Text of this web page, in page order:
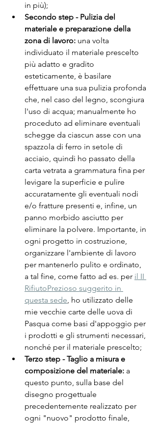
in più);
Secondo step - Pulizia del
materiale e preparazione della
zona di lavoro: una volta
individuato il materiale prescelto
più adatto e gradito
esteticamente, è basilare
effettuare una sua pulizia profonda
che, nel caso del legno, scongiura
l'uso di acqua; manualmente ho
proceduto ad eliminare eventuali
schegge da ciascun asse con una
spazzola di ferro in setole di
acciaio, quindi ho passato della
carta vetrata a grammatura fina per
levigare la superficie e pulire
accuratamente gli eventuali nodi
e/o fratture presenti e, infine, un
panno morbido asciutto per
eliminare la polvere. Importante, in
ogni progetto in costruzione,
organizzare l'ambiente di lavoro
per mantenerlo pulito e ordinato,
a tal fine, come fatto ad es. per il II
RifiutoPrezioso suggerito in
questa sede, ho utilizzato delle
mie vecchie carte delle uova di
Pasqua come basi d'appoggio per
i prodotti e gli strumenti necessari,
nonché per il materiale prescelto;
Terzo step - Taglio a misura e
composizione del materiale: a
questo punto, sulla base del
disegno progettuale
precedentemente realizzato per
ogni "nuovo" prodotto finale,